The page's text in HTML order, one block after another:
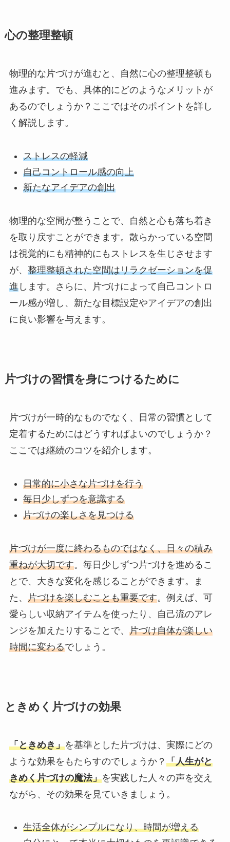
心の整理整頓
物理的な片づけが進むと、自然に心の整理整頓も
進みます。でも、具体的にどのようなメリットが
あるのでしょうか？ここではそのポイントを詳し
く解説します。
ストレスの軽減
自己コントロール感の向上
新たなアイデアの創出
物理的な空間が整うことで、自然と心も落ち着き
を取り戻すことができます。散らかっている空間
は視覚的にも精神的にもストレスを生じさせます
が、 整理整頓された空間はリラクゼーションを促
進します。さらに、片づけによって自己コントロ
ール感が増し、新たな目標設定やアイデアの創出
に良い影響を与えます。
片づけの習慣を身につけるために
片づけが一時的なものでなく、日常の習慣として
定着するためにはどうすればよいのでしょうか？
ここでは継続のコツを紹介します。
日常的に小さな片づけを行う
毎日少しずつを意識する
片づけの楽しさを見つける
片づけが一度に終わるものではなく、日々の積み
重ねが大切です。毎日少しずつ片づけを進めるこ
とで、大きな変化を感じることができます。ま
た、 片づけを楽しむことも重要です。例えば、可
愛らしい収納アイテムを使ったり、自己流のアレ
ンジを加えたりすることで、 片づけ自体が楽しい
時間に変わるでしょう。
ときめく片づけの効果
「ときめき」を基準とした片づけは、実際にどの
ような効果をもたらすのでしょうか？ 「人生がと
きめく片づけの魔法」を実践した人々の声を交え
ながら、その効果を見ていきましょう。
生活全体がシンプルになり、時間が増える